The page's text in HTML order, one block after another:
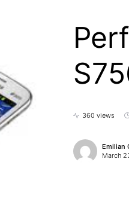
360 views
Emilian
March